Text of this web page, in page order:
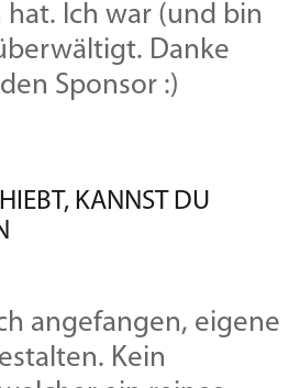
Ich war (und bin
Danke
Sponsor :)
KANNST DU
angefangen, eigene
Kein